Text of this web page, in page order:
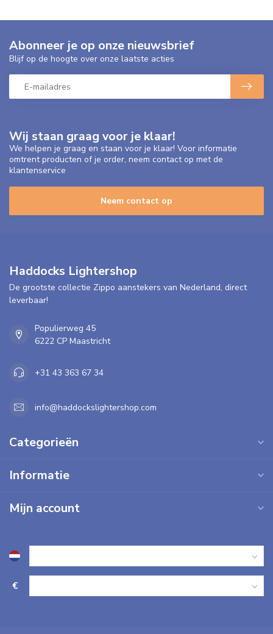
Wij staan graag voor je klaar!
We helpen je graag en staan voor je klaar! Voor informatie
omtrent producten of je order, neem contact op met de
klantenservice
Neem contact op
Abonneer je op onze nieuwsbrief
Blijf op de hoogte over onze laatste acties
Haddocks Lightershop
De grootste collectie Zippo aanstekers van Nederland, direct
leverbaar!
Populierweg 45
6222 CP Maastricht
+31 43 363 67 34
info@haddockslightershop.com
Categorieën
Informatie
Mijn account
€